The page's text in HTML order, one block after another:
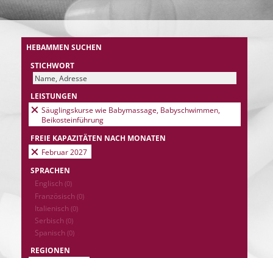
HEBAMMEN SUCHEN
STICHWORT
LEISTUNGEN
Säuglingskurse wie Babymassage, Babyschwimmen,
Beikosteinführung
FREIE KAPAZITÄTEN NACH MONATEN
Februar 2027
SPRACHEN
Englisch (0)
Französisch (0)
Italienisch (0)
Serbisch (0)
Spanisch (0)
REGIONEN